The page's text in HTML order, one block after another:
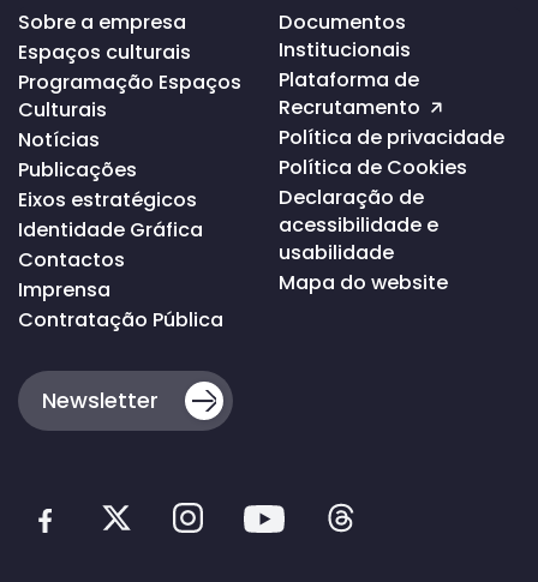
Voltar
ao
topo
da
página
Sobre a empresa
Espaços culturais
Programação Espaços
Culturais
Notícias
Publicações
Eixos estratégicos
Identidade Gráfica
Contactos
Imprensa
Contratação Pública
Documentos
Institucionais
Plataforma de
Recrutamento
Política de privacidade
Política de Cookies
Declaração de
acessibilidade e
usabilidade
Mapa do website
Newsletter